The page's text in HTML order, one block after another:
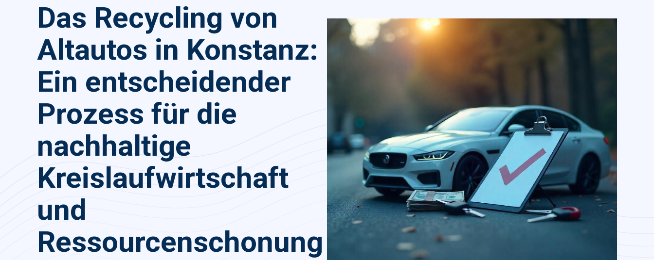
Das Recycling von
Altautos in Konstanz:
Ein entscheidender
Prozess für die
nachhaltige
Kreislaufwirtschaft
und
Ressourcenschonung